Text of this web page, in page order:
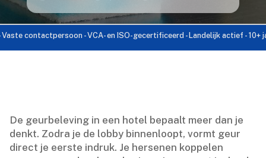
- VCA- en ISO-gecertificeerd - Landelijk actief - 10+ jaar
De geurbeleving in een hotel bepaalt meer dan je
denkt.​ Zodra je de lobby binnenloopt, vormt geur
direct je eerste indruk.​ Je hersenen koppelen